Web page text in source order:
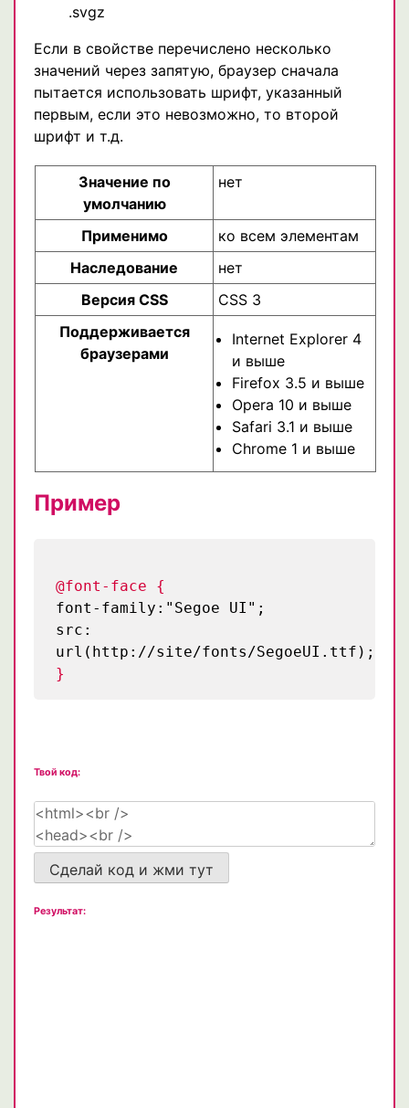
.svgz
Если в свойстве перечислено несколько
значений через запятую, браузер сначала
пытается использовать шрифт, указанный
первым, если это невозможно, то второй
шрифт и т.д.
Значение по
умолчанию
нет
Применимо
ко всем элементам
Наследование
нет
Версия CSS
CSS 3
Поддерживается
браузерами
Internet Explorer 4
и выше
Firefox 3.5 и выше
Opera 10 и выше
Safari 3.1 и выше
Chrome 1 и выше
Пример
@font-face {
font-family:"Segoe UI";
src:
url(http://site/fonts/SegoeUI.ttf);
}
Твой код:
Сделай код и жми тут
Результат: